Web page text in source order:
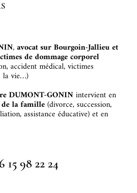
,avocat sur Bourgoin-Jallieu et
de dommage corporel
accident médical, victimes
la vie…)
DUMONT-GONINintervient en
la famille(divorce, succession,
assistance éducative) et en
15 98 22 24